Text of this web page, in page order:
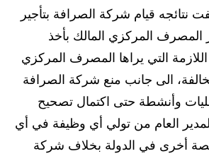
نتائجه قيام شركة الصرافة بتأجير
المصرف المركزي المالك بأخذ
اللازمة التي يراها المصرف المركزي
الى جانب منع شركة الصرافة
وأنشطة حتى اكتمال تصحيح
العام من تولي أي وظيفة في أي
أخرى في الدولة بخلاف شركة